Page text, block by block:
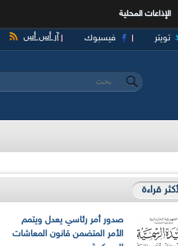
الإذاعات المحلية
آر أس أس فيسبوك تويتر
استمارة البحث
‏بحث ‏
قراءة
صدور أمر رئاسي يعدل ويتمم
الأمر المتضمن قانون المعاشات